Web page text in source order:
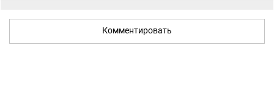
Комментировать